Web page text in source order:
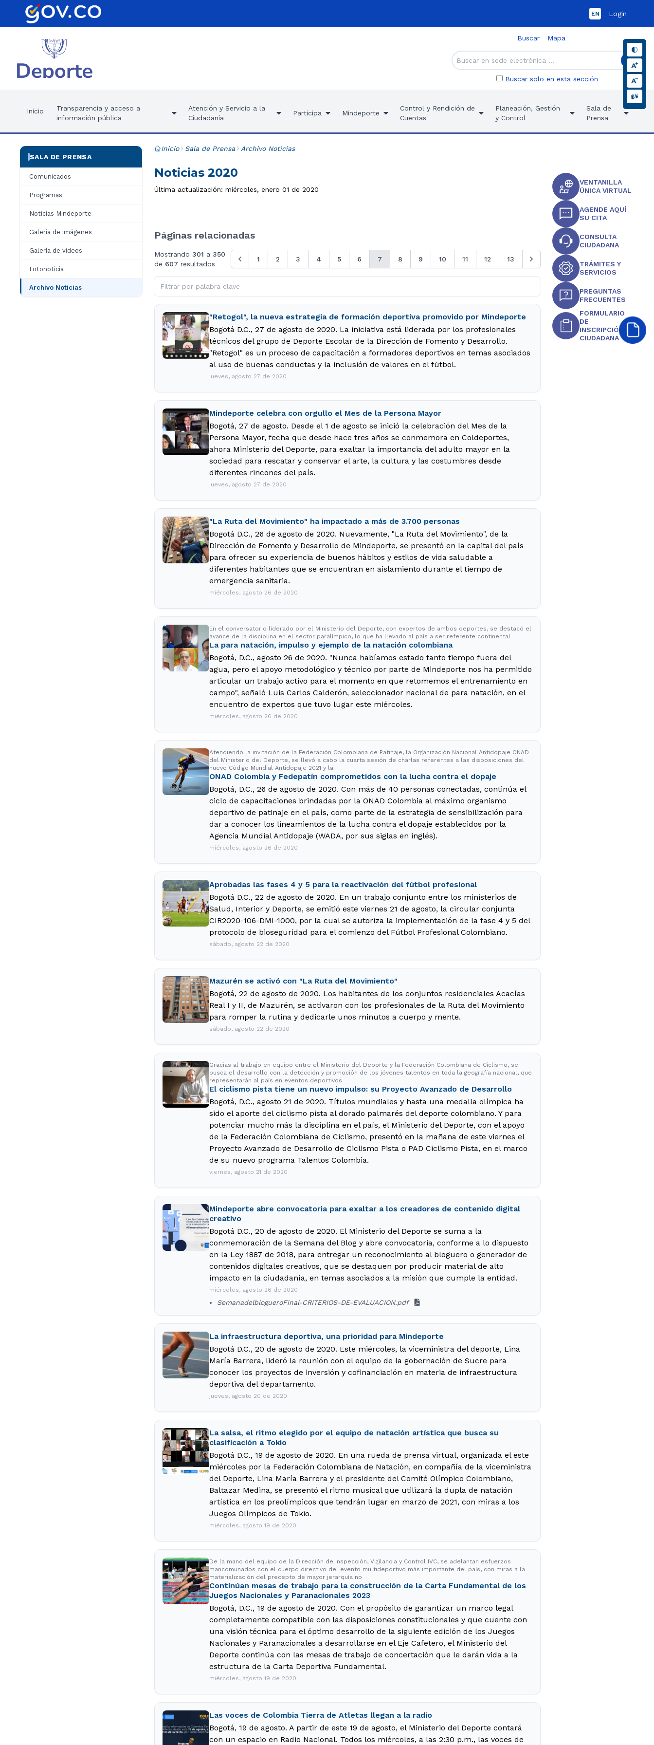
EN Login
Buscar Mapa
Buscar solo en esta sección
Inicio
Transparencia y acceso a
información pública
Atención y Servicio a la
Ciudadanía
Participa Mindeporte
Control y Rendición de
Cuentas
Planeación, Gestión
y Control
Sala de
Prensa
SALA DE PRENSA
Comunicados
Programas
Noticias Mindeporte
Galería de imágenes
Galería de videos
Fotonoticia
Archivo Noticias
Inicio Sala de Prensa Archivo Noticias
Noticias 2020
Última actualización: miércoles, enero 01 de 2020
Páginas relacionadas
Mostrando 301 a 350
de 607 resultados
1 2 3 4 5 6 7 8 9 10 11 12 13
"Retogol", la nueva estrategia de formación deportiva promovido por Mindeporte
Bogotá D.C., 27 de agosto de 2020. La iniciativa está liderada por los profesionales
técnicos del grupo de Deporte Escolar de la Dirección de Fomento y Desarrollo.
"Retogol" es un proceso de capacitación a formadores deportivos en temas asociados
al uso de buenas conductas y la inclusión de valores en el fútbol.
jueves, agosto 27 de 2020
Mindeporte celebra con orgullo el Mes de la Persona Mayor
Bogotá, 27 de agosto. Desde el 1 de agosto se inició la celebración del Mes de la
Persona Mayor, fecha que desde hace tres años se conmemora en Coldeportes,
ahora Ministerio del Deporte, para exaltar la importancia del adulto mayor en la
sociedad para rescatar y conservar el arte, la cultura y las costumbres desde
diferentes rincones del país.
jueves, agosto 27 de 2020
"La Ruta del Movimiento" ha impactado a más de 3.700 personas
Bogotá D.C., 26 de agosto de 2020. Nuevamente, "La Ruta del Movimiento", de la
Dirección de Fomento y Desarrollo de Mindeporte, se presentó en la capital del país
para ofrecer su experiencia de buenos hábitos y estilos de vida saludable a
diferentes habitantes que se encuentran en aislamiento durante el tiempo de
emergencia sanitaria.
miércoles, agosto 26 de 2020
En el conversatorio liderado por el Ministerio del Deporte, con expertos de ambos deportes, se destacó el
avance de la disciplina en el sector paralímpico, lo que ha llevado al país a ser referente continental
La para natación, impulso y ejemplo de la natación colombiana
Bogotá, D.C., agosto 26 de 2020. "Nunca habíamos estado tanto tiempo fuera del
agua, pero el apoyo metodológico y técnico por parte de Mindeporte nos ha permitido
articular un trabajo activo para el momento en que retomemos el entrenamiento en
campo", señaló Luis Carlos Calderón, seleccionador nacional de para natación, en el
encuentro de expertos que tuvo lugar este miércoles.
miércoles, agosto 26 de 2020
Atendiendo la invitación de la Federación Colombiana de Patinaje, la Organización Nacional Antidopaje ONAD
del Ministerio del Deporte, se llevó a cabo la cuarta sesión de charlas referentes a las disposiciones del
nuevo Código Mundial Antidopaje 2021 y la
ONAD Colombia y Fedepatín comprometidos con la lucha contra el dopaje
Bogotá, D.C., 26 de agosto de 2020. Con más de 40 personas conectadas, continúa el
ciclo de capacitaciones brindadas por la ONAD Colombia al máximo organismo
deportivo de patinaje en el país, como parte de la estrategia de sensibilización para
dar a conocer los lineamientos de la lucha contra el dopaje establecidos por la
Agencia Mundial Antidopaje (WADA, por sus siglas en inglés).
miércoles, agosto 26 de 2020
Aprobadas las fases 4 y 5 para la reactivación del fútbol profesional
Bogotá D.C., 22 de agosto de 2020. En un trabajo conjunto entre los ministerios de
Salud, Interior y Deporte, se emitió este viernes 21 de agosto, la circular conjunta
CIR2020-106-DMI-1000, por la cual se autoriza la implementación de la fase 4 y 5 del
protocolo de bioseguridad para el comienzo del Fútbol Profesional Colombiano.
sábado, agosto 22 de 2020
Mazurén se activó con "La Ruta del Movimiento"
Bogotá, 22 de agosto de 2020. Los habitantes de los conjuntos residenciales Acacías
Real I y II, de Mazurén, se activaron con los profesionales de la Ruta del Movimiento
para romper la rutina y dedicarle unos minutos a cuerpo y mente.
sábado, agosto 22 de 2020
Gracias al trabajo en equipo entre el Ministerio del Deporte y la Federación Colombiana de Ciclismo, se
busca el desarrollo con la detección y promoción de los jóvenes talentos en toda la geografía nacional, que
representarán al país en eventos deportivos
El ciclismo pista tiene un nuevo impulso: su Proyecto Avanzado de Desarrollo
Bogotá, D.C., agosto 21 de 2020. Títulos mundiales y hasta una medalla olímpica ha
sido el aporte del ciclismo pista al dorado palmarés del deporte colombiano. Y para
potenciar mucho más la disciplina en el país, el Ministerio del Deporte, con el apoyo
de la Federación Colombiana de Ciclismo, presentó en la mañana de este viernes el
Proyecto Avanzado de Desarrollo de Ciclismo Pista o PAD Ciclismo Pista, en el marco
de su nuevo programa Talentos Colombia.
viernes, agosto 21 de 2020
Mindeporte abre convocatoria para exaltar a los creadores de contenido digital
creativo
Bogotá D.C., 20 de agosto de 2020. El Ministerio del Deporte se suma a la
conmemoración de la Semana del Blog y abre convocatoria, conforme a lo dispuesto
en la Ley 1887 de 2018, para entregar un reconocimiento al bloguero o generador de
contenidos digitales creativos, que se destaquen por producir material de alto
impacto en la ciudadanía, en temas asociados a la misión que cumple la entidad.
miércoles, agosto 26 de 2020
SemanadelblogueroFinal-CRITERIOS-DE-EVALUACION.pdf
La infraestructura deportiva, una prioridad para Mindeporte
Bogotá D.C., 20 de agosto de 2020. Este miércoles, la viceministra del deporte, Lina
María Barrera, lideró la reunión con el equipo de la gobernación de Sucre para
conocer los proyectos de inversión y cofinanciación en materia de infraestructura
deportiva del departamento.
jueves, agosto 20 de 2020
La salsa, el ritmo elegido por el equipo de natación artística que busca su
clasificación a Tokio
Bogotá D.C., 19 de agosto de 2020. En una rueda de prensa virtual, organizada el este
miércoles por la Federación Colombiana de Natación, en compañía de la viceministra
del Deporte, Lina María Barrera y el presidente del Comité Olímpico Colombiano,
Baltazar Medina, se presentó el ritmo musical que utilizará la dupla de natación
artística en los preolímpicos que tendrán lugar en marzo de 2021, con miras a los
Juegos Olímpicos de Tokio.
miércoles, agosto 19 de 2020
De la mano del equipo de la Dirección de Inspección, Vigilancia y Control IVC, se adelantan esfuerzos
mancomunados con el cuerpo directivo del evento multideportivo más importante del país, con miras a la
materialización del precepto de mayor jerarquía no
Continúan mesas de trabajo para la construcción de la Carta Fundamental de los
Juegos Nacionales y Paranacionales 2023
Bogotá, D.C., 19 de agosto de 2020. Con el propósito de garantizar un marco legal
completamente compatible con las disposiciones constitucionales y que cuente con
una visión técnica para el óptimo desarrollo de la siguiente edición de los Juegos
Nacionales y Paranacionales a desarrollarse en el Eje Cafetero, el Ministerio del
Deporte continúa con las mesas de trabajo de concertación que le darán vida a la
estructura de la Carta Deportiva Fundamental.
miércoles, agosto 19 de 2020
Las voces de Colombia Tierra de Atletas llegan a la radio
Bogotá, 19 de agosto. A partir de este 19 de agosto, el Ministerio del Deporte contará
con un espacio en Radio Nacional. Todos los miércoles, a las 2:30 p.m., las voces de
VENTANILLA
ÚNICA VIRTUAL
AGENDE AQUÍ
SU CITA
CONSULTA
CIUDADANA
TRÁMITES Y
SERVICIOS
PREGUNTAS
FRECUENTES
FORMULARIO
DE
INSCRIPCIÓN
CIUDADANA